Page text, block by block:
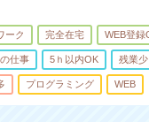
ーク 完全在宅 WEB登録
仕事 5ｈ以内OK 残業少
プログラミング WEB